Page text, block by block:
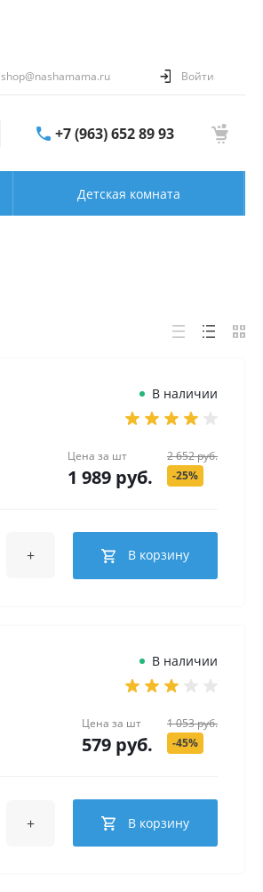
shop@nashamama.ru Войти
+7 (963) 652 89 93
Детская комната
В наличии
Цена за шт
1 989 руб.
2 652 руб.
-25%
+ В корзину
В наличии
Цена за шт
579 руб.
1 053 руб.
-45%
+ В корзину